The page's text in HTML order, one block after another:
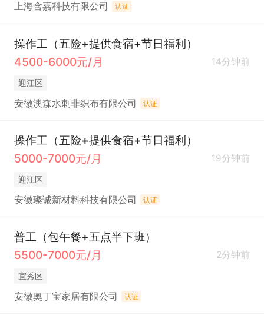
上海含嘉科技有限公司 认证
操作工（五险+提供食宿+节日福利）
4500-6000元/月
14分钟前
迎江区
安徽澳森水刺非织布有限公司 认证
操作工（五险+提供食宿+节日福利）
5000-7000元/月
19分钟前
迎江区
安徽璨诚新材料科技有限公司 认证
普工（包午餐+五点半下班）
5500-7000元/月
2分钟前
宜秀区
安徽奥丁宝家居有限公司 认证